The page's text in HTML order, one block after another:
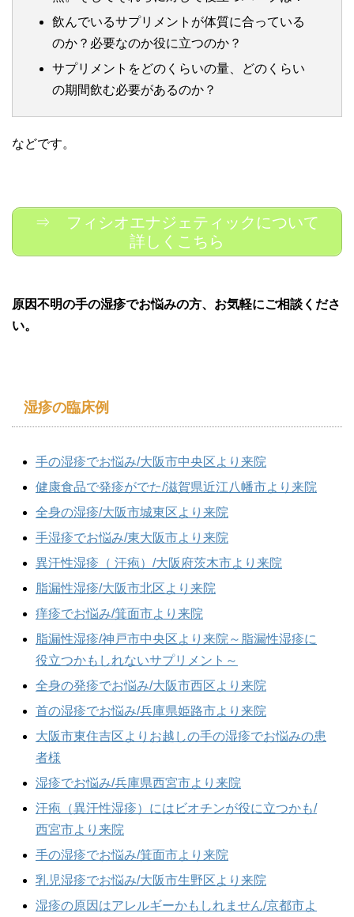
飲んでいるサプリメントが体質に合っている
のか？必要なのか役に立つのか？
サプリメントをどのくらいの量、どのくらい
の期間飲む必要があるのか？
などです。
⇒ フィシオエナジェティックについて
詳しくこちら
原因不明の手の湿疹でお悩みの方、お気軽にご相談くださ
い。
湿疹の臨床例
手の湿疹でお悩み/大阪市中央区より来院
健康食品で発疹がでた/滋賀県近江八幡市より来院
全身の湿疹/大阪市城東区より来院
手湿疹でお悩み/東大阪市より来院
異汗性湿疹（ 汗疱）/大阪府茨木市より来院
脂漏性湿疹/大阪市北区より来院
痒疹でお悩み/箕面市より来院
脂漏性湿疹/神戸市中央区より来院～脂漏性湿疹に
役立つかもしれないサプリメント～
全身の発疹でお悩み/大阪市西区より来院
首の湿疹でお悩み/兵庫県姫路市より来院
大阪市東住吉区よりお越しの手の湿疹でお悩みの患
者様
湿疹でお悩み/兵庫県西宮市より来院
汗疱（異汗性湿疹）にはビオチンが役に立つかも/
西宮市より来院
手の湿疹でお悩み/箕面市より来院
乳児湿疹でお悩み/大阪市生野区より来院
湿疹の原因はアレルギーかもしれません/京都市よ